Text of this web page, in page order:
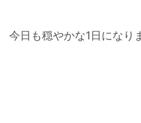
今日も穏やかな1日になり